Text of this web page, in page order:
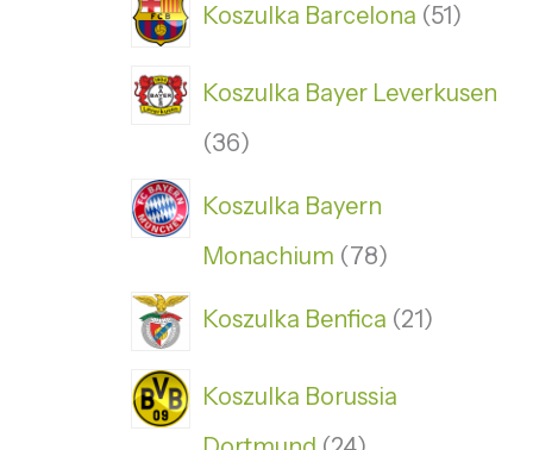
Koszulka Barcelona 51
Koszulka Bayer Leverkusen
36
Koszulka Bayern
Monachium
78
Koszulka Benfica 21
Koszulka Borussia